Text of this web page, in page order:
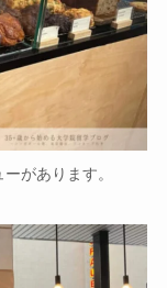
があります。